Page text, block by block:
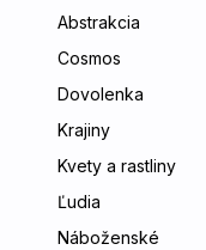
Abstrakcia
Cosmos
Dovolenka
Krajiny
Kvety a rastliny
Ľudia
Náboženské